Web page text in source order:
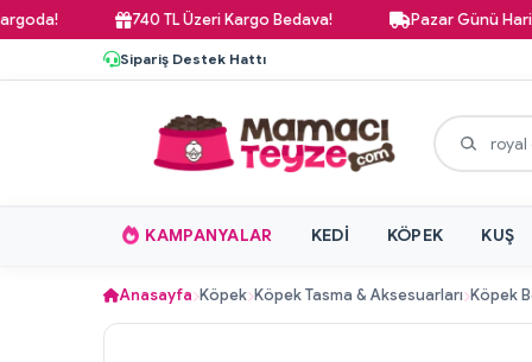
740 TL Üzeri Kargo Bedava! Pazar Günü Hariç
Sipariş Destek Hattı
KAMPANYALAR KEDI KÖPEK KUŞ
Anasayfa Köpek Köpek Tasma & Aksesuarları Köpek